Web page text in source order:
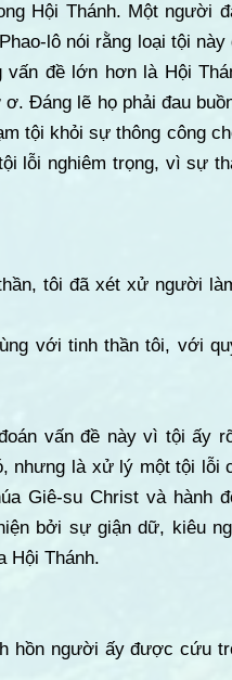
Hội Thánh. Một người
lô nói rằng loại tội này
vấn đề lớn hơn là Hội
Đáng lẽ họ phải đau
tội khỏi sự thông công
lỗi nghiêm trọng, vì sự
tôi đã xét xử người
với tinh thần tôi, với
vấn đề này vì tội ấy
nhưng là xử lý một tội lỗi
Giê-su Christ và hành
bởi sự giận dữ, kiêu
Hội Thánh.
hồn người ấy được cứu